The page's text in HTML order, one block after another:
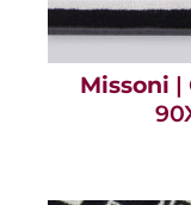
Missoni |